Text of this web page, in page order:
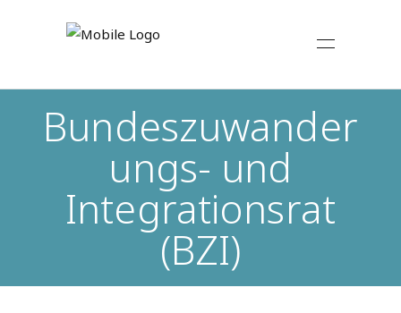
Bundeszuwander
ungs- und
Integrationsrat
(BZI)